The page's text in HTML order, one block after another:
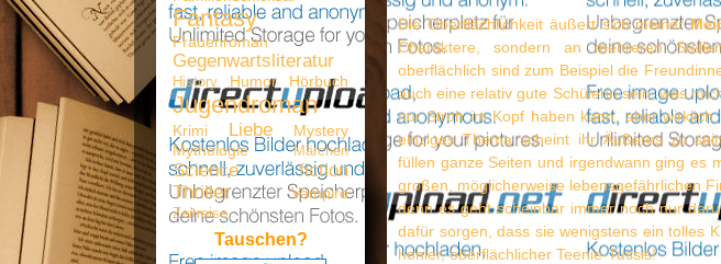
Die Oberflächlichkeit äußert sich meiner
Charaktere, sondern an mehreren
oberflächlich sind zum Beispiel die
auch eine relativ gute Schülerin sein, was
nur Stroh im Kopf haben kann, aber
einziges Thema scheint ihr Äußeres zu
füllen ganze Seiten und irgendwann ging es
großen, möglicherweise lebensgefährlichen
denn es geht scheinbar immer noch nur
dafür sorgen, dass sie wenigstens ein tolles
hohler, oberflächlicher Teenie-Tussis!
Fantasy
Frauenroman
Gegenwartsliteratur
History Humor Hörbuch
Jugendroman
Krimi Liebe
Mystery
Mythologie
Märchen
Science fiction
Thriller
Vampire
Zeitreise
Tauschen?